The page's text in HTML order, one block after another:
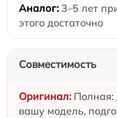
3–5 лет
этого достаточно
Совместимость
Полная:
вашу модель,